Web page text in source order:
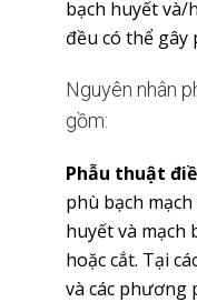
bạch huyết và/
đều có thể gây
Nguyên nhân
gồm:
Phẫu thuật
phù bạch
huyết và mạch
hoặc cắt. Tại
và các phương